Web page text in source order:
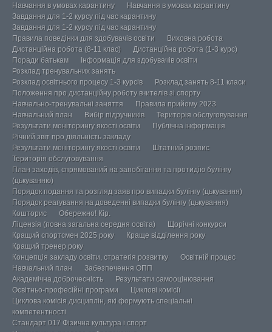
Навчання в умовах карантину
Навчання в умовах карантину
Завдання для 1-2 курсу під час карантину
Завдання для 1-2 курсу під час карантину
Правила поведінки для здобувачів освіти
Виховна робота
Дистанційна робота (8-11 клас)
Дистанційна робота (1-3 курс)
Поради батькам
Інформація для здобувачів освіти
Розклад тренувальних занять
Розклад освітнього процесу 1-3 курсів
Розклад занять 8-11 класи
Положення про дистанційну роботу вчителів зі спорту
Навчально-тренувальні заняття
Правила прийому 2023
Навчальний план
Вибір підручників
Територія обслуговування
Результати моніторингу якості освіти
Публічна інформація
Річний звіт про діяльність закладу
Результати моніторингу якості освіти
Штатний розпис
Територія обслуговування
План заходів, спрямований на запобігання та протидію булінгу
(цькуванню)
Порядок подання та розгляд заяв про випадки булінгу (цькування)
Порядок реагування на доведенні випадки булінгу (цькування)
Кошторис
Обережно! Кір.
Ліцензія (повна загальна середня освіта)
Щорічні конкурси
Кращий спортсмен 2025 року
Краще відділення року
Кращий тренер року
Концепція закладу освіти, стратегія розвитку
Освітній процес
Навчальний план
Забезпечення ОПП
Академічна доброчесність
Результати самооцінювання
Освітньо-професійні програми
Циклові комісії
Циклова комісія дисциплін, які формують спеціальні
компетентності
Стандарт 017 Фізична культура і спорт